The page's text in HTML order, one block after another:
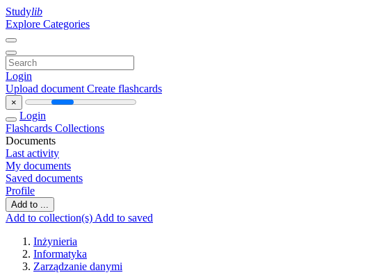
Studylib
Explore Categories
Login
Upload document Create flashcards
×
Login
Flashcards Collections
Documents
Last activity
My documents
Saved documents
Profile
Add to ...
Add to collection(s) Add to saved
Inżynieria
Informatyka
Zarządzanie danymi